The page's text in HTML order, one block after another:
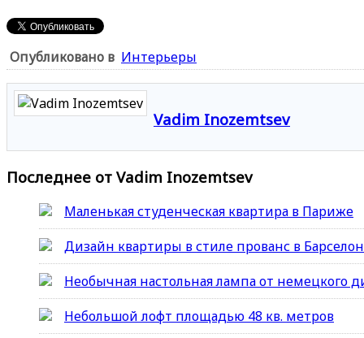
Опубликовано в Интерьеры
Vadim Inozemtsev
Последнее от Vadim Inozemtsev
Маленькая студенческая квартира в Париже
Дизайн квартиры в стиле прованс в
Необычная настольная лампа от немецкого
Небольшой лофт площадью 48 кв. метров